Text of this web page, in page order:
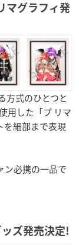
マグラフィ発
方式のひとつと
用した「プ リマ
を細部まで表現
ン必携の一品で
ズ発売決定!